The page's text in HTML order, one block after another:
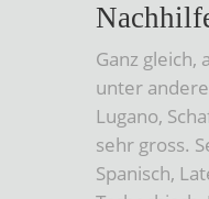
Ganz gleich,
unter
Lugano,
sehr gross.
Spanisch,